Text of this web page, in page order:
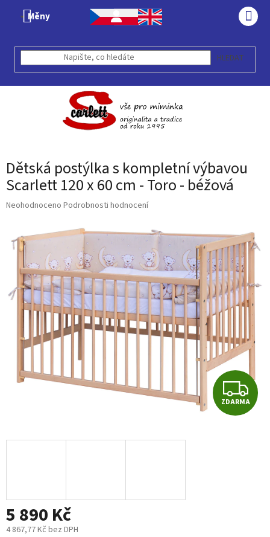
Měny
HLEDAT
Dětská postýlka s kompletní výbavou
Scarlett 120 x 60 cm - Toro - béžová
Průměrné
je
0,0
hvězdiček.
Neohodnoceno Podrobnosti hodnocení
Z
D
ZDARMA
5 890 Kč
4 867,77 Kč bez DPH